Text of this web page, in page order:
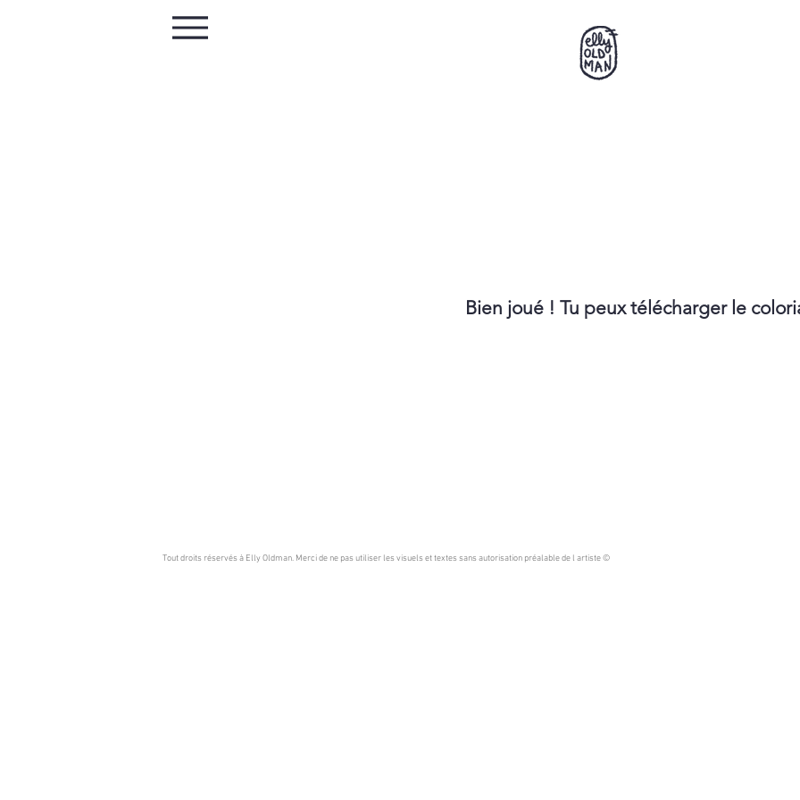
Bien joué ! Tu peux télécharger le
Tout droits réservés à Elly Oldman. Merci de ne pas utiliser les visuels et textes sans autorisation préalable de l artiste ©